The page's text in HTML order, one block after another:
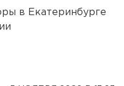
в Екатеринбурге